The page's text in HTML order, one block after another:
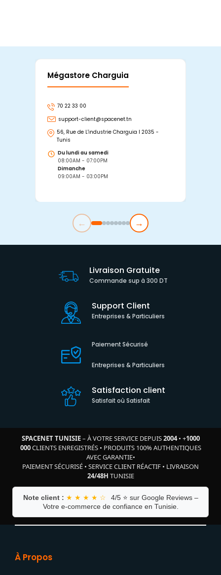
Mégastore Charguia
70 22 33 00
support-client@spacenet.tn
56, Rue de L'industrie Charguia I 2035 -
Tunis
Du lundi au samedi
08:00AM - 07:00PM
Dimanche
09:00AM - 03:00PM
← →
Livraison Gratuite
Commande sup à 300 DT
Support Client
Entreprises & Particuliers
Paiement Sécurisé
Entreprises & Particuliers
Satisfaction client
Satisfait où Satisfait
SPACENET TUNISIE– À VOTRE SERVICE DEPUIS2004• +1000
000CLIENTS ENREGISTRÉS• PRODUITS 100% AUTHENTIQUES
AVEC GARANTIE•
PAIEMENT SÉCURISÉ • SERVICE CLIENT RÉACTIF • LIVRAISON
24/48H TUNISIE
Note client : ★ ★ ★ ★ ☆
4/5 ⭐ sur Google Reviews –
Votre e-commerce de confiance en Tunisie.
À Propos